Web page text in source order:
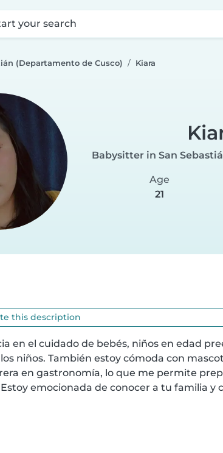
your search
(Departamento de Cusco) Kiara
Babysitter in San
Age
21
this description
en el cuidado de bebés, niños en edad
niños. También estoy cómoda con
en gastronomía, lo que me permite
emocionada de conocer a tu familia y